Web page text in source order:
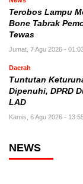
Terobos Lampu
Bone Tabrak
Tewas
Jumat, 7 Agu 2026 -
Daerah
Tuntutan
Dipenuhi, DPRD
LAD
Kamis, 6 Agu 2026 -
NEWS